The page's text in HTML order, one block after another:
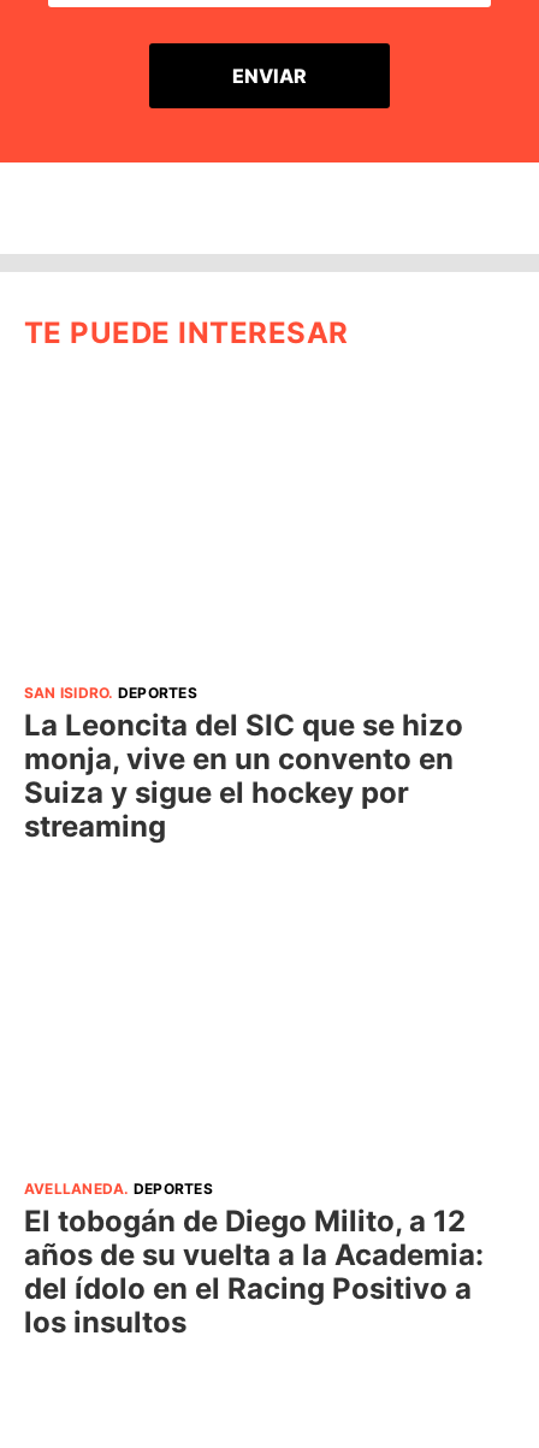
TE PUEDE INTERESAR
SAN ISIDRO. DEPORTES
La Leoncita del SIC que se hizo
monja, vive en un convento en
Suiza y sigue el hockey por
streaming
AVELLANEDA. DEPORTES
El tobogán de Diego Milito, a 12
años de su vuelta a la Academia:
del ídolo en el Racing Positivo a
los insultos